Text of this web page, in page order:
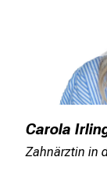
Carola
Zahnärztin in